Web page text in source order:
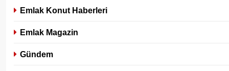
Emlak Konut Haberleri
Emlak Magazin
Gündem